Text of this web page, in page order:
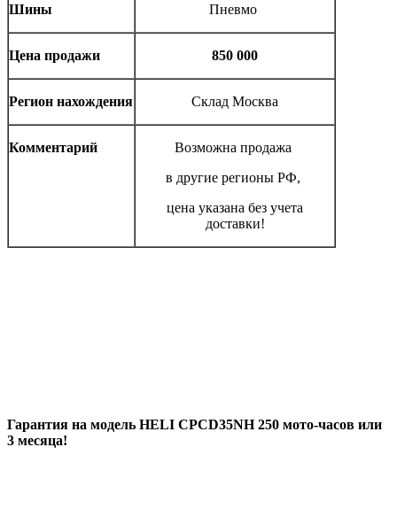
Шины Пневмо
Цена продажи 850 000
Регион нахождения Склад Москва
Комментарий
Возможна продажа
в другие регионы РФ,
цена указана без учета
доставки!
Гарантия на модель HELI CPCD35NH250 мото-часов или
3 месяца!